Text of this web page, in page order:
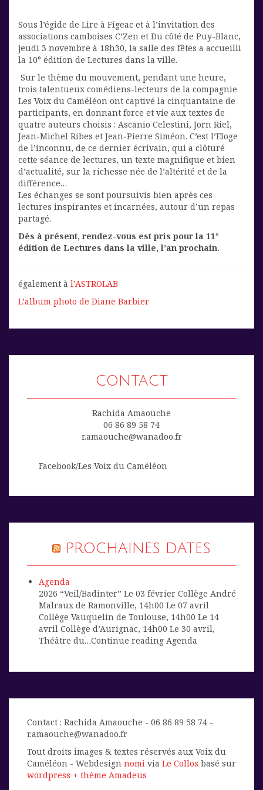
Sous l’égide de Lire à Figeac et à l’invitation des
associations camboises C’Zen et Du côté de Puy-Blanc,
jeudi 3 novembre à 18h30, la salle des fêtes a accueilli
la 10° édition de Lectures dans la ville.
Sur le thème du mouvement, pendant une heure,
trois talentueux comédiens-lecteurs de la compagnie
Les Voix du Caméléon ont captivé la cinquantaine de
participants, en donnant force et vie aux textes de
quatre auteurs choisis : Ascanio Celestini, Jorn Riel,
Jean-Michel Ribes et Jean-Pierre Siméon. C’est l’Eloge
de l’inconnu, de ce dernier écrivain, qui a clôturé
cette séance de lectures, un texte magnifique et bien
d’actualité, sur la richesse née de l’altérité et de la
différence…
Les échanges se sont poursuivis bien après ces
lectures inspirantes et incarnées, autour d’un repas
partagé.
Dès à présent, rendez-vous est pris pour la 11°
édition de Lectures dans la ville, l’an prochain.
également à l’ASTROLAB
L’album photo de Diane Barbier
CONTACT
Rachida Amaouche
06 86 89 58 74
r.amaouche@wanadoo.fr
Facebook/Les Voix du Caméléon
PROCHAINES DATES
Agenda
2026 “Veil/Badinter” Le 03 février Collège André
Malraux de Ramonville, 14h00 Le 07 avril
Collège Vauquelin de Toulouse, 14h00 Le 14
avril Collège d’Aurignac, 14h00 Le 30 avril,
Théâtre du…Continue reading Agenda
Contact : Rachida Amaouche - 06 86 89 58 74 -
r.amaouche@wanadoo.fr
Tout droits images & textes réservés aux Voix du
Caméléon - Webdesign nomi via Le Collos basé sur
wordpress + thème Amadeus